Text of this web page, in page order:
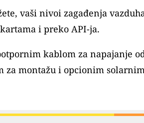
vaši nivoi zagađenja
i preko API-ja.
kablom za napajanje
za montažu i opcionim